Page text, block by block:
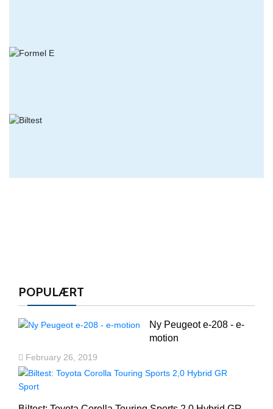
POPULÆRT
Ny Peugeot e-208 - e-
motion
February 26, 2019